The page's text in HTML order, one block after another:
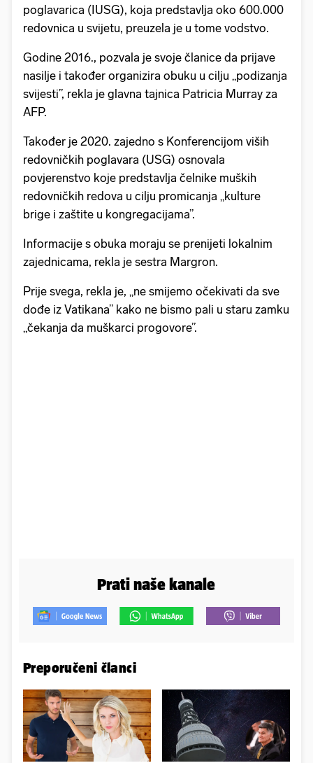
poglavarica (IUSG), koja predstavlja oko 600.000
redovnica u svijetu, preuzela je u tome vodstvo.
Godine 2016., pozvala je svoje članice da prijave
nasilje i također organizira obuku u cilju „podizanja
svijesti”, rekla je glavna tajnica Patricia Murray za
AFP.
Također je 2020. zajedno s Konferencijom viših
redovničkih poglavara (USG) osnovala
povjerenstvo koje predstavlja čelnike muških
redovničkih redova u cilju promicanja „kulture
brige i zaštite u kongregacijama”.
Informacije s obuka moraju se prenijeti lokalnim
zajednicama, rekla je sestra Margron.
Prije svega, rekla je, „ne smijemo očekivati da sve
dođe iz Vatikana” kako ne bismo pali u staru zamku
„čekanja da muškarci progovore”.
Prati naše kanale
Preporučeni članci